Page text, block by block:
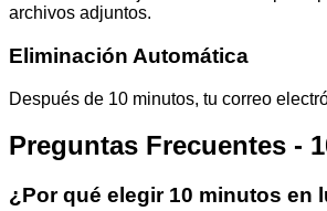
archivos adjuntos.
Eliminación Automática
Después de 10 minutos, tu correo
Preguntas Frecuentes -
¿Por qué elegir 10 minutos en